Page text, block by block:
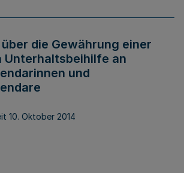
die Gewährung einer
Unterhaltsbeihilfe an
und
10. Oktober 2014